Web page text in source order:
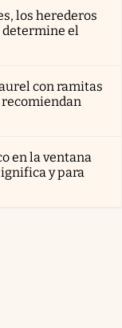
los herederos
determine el
con ramitas
recomiendan
en la ventana
y para